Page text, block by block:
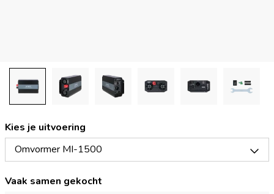
Kies je uitvoering
Omvormer MI-1500
Vaak samen gekocht